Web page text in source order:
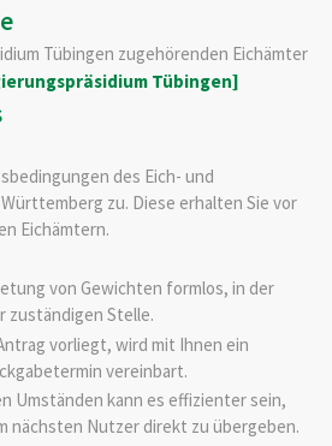
Tübingen zugehörenden Eichämter
Tübingen]
des Eich- und
zu. Diese erhalten Sie vor
Eichämtern.
von Gewichten formlos, in der
zuständigen Stelle.
vorliegt, wird mit Ihnen ein
vereinbart.
Umständen kann es effizienter sein,
nächsten Nutzer direkt zu übergeben.